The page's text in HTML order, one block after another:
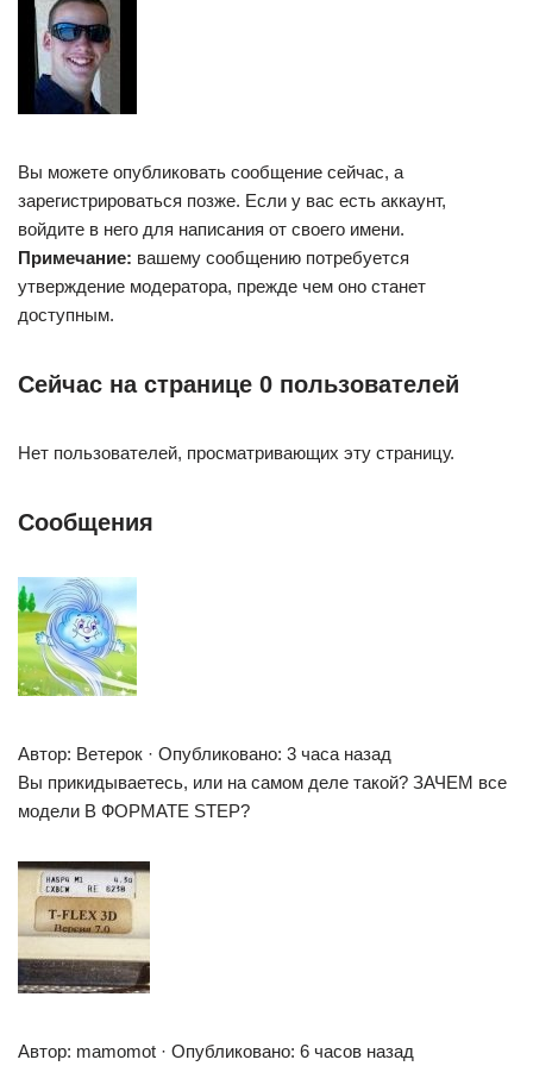
Вы можете опубликовать сообщение сейчас, а
зарегистрироваться позже. Если у вас есть аккаунт,
войдите в него для написания от своего имени.
Примечание: вашему сообщению потребуется
утверждение модератора, прежде чем оно станет
доступным.
Сейчас на странице 0 пользователей
Нет пользователей, просматривающих эту страницу.
Сообщения
Автор: Ветерок · Опубликовано: 3 часа назад
Вы прикидываетесь, или на самом деле такой? ЗАЧЕМ все
модели В ФОРМАТЕ STEP?
Автор: mamomot · Опубликовано: 6 часов назад